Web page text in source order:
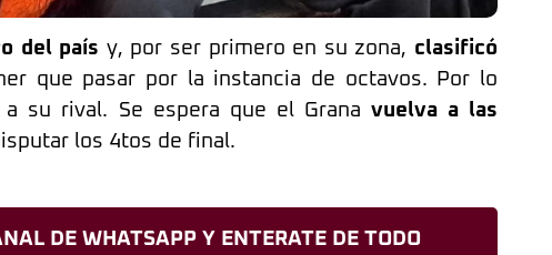
del país y, por ser primero en su zona, clasificó
que pasar por la instancia de octavos. Por lo
su rival. Se espera que el Grana vuelva a las
los 4tos de final.
DE WHATSAPP Y ENTERATE DE TODO